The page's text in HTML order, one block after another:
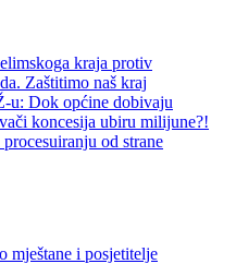
kraja protiv
Zaštitimo naš kraj
u: Dok općine dobivaju
koncesija ubiru milijune?!
od strane